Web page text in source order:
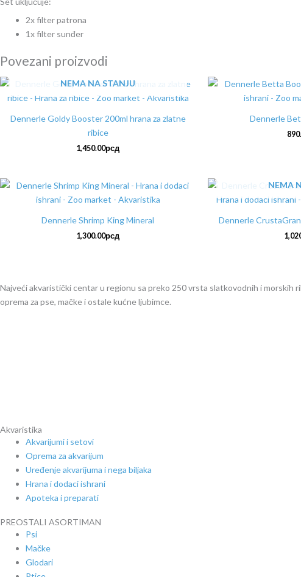
2x filter patrona
1x filter sunđer
Povezani proizvodi
NEMA NA STANJU
Dennerle Goldy Booster 200ml hrana za zlatne
ribice
1,450.00рсд
Dennerle
Dennerle Shrimp King Mineral
1,300.00рсд
NEMA
Dennerle CrustaGran
Najveći akvaristički centar u regionu sa preko 250 vrsta slatkovodnih i morskih
oprema za pse, mačke i ostale kućne ljubimce.
Akvaristika
Akvarijumi i setovi
Oprema za akvarijum
Uređenje akvarijuma i nega biljaka
Hrana i dodaci ishrani
Apoteka i preparati
PREOSTALI ASORTIMAN
Psi
Mačke
Glodari